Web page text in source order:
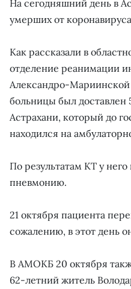
На сегодняшний день в
умерших от
Как рассказали в
отделение реанимации
Александро-
больницы был доставлен
Астрахани, который до
находился на
По результатам КТ у
пневмонию.
21 октября пациента
сожалению, в этот день
В АМОКБ 20 октября
62-летний житель